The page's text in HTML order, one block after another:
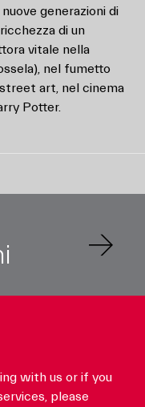
generazioni di
di un
vitale nella
nel fumetto
art, nel cinema
Potter.
with us or if you
please